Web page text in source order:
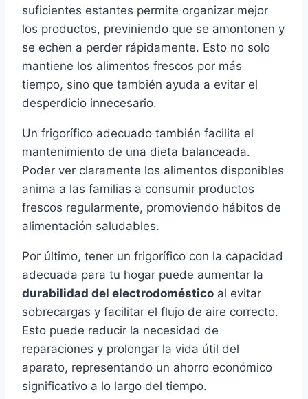
suficientes estantes permite organizar mejor
los productos, previniendo que se amontonen y
se echen a perder rápidamente. Esto no solo
mantiene los alimentos frescos por más
tiempo, sino que también ayuda a evitar el
desperdicio innecesario.
Un frigorífico adecuado también facilita el
mantenimiento de una dieta balanceada.
Poder ver claramente los alimentos disponibles
anima a las familias a consumir productos
frescos regularmente, promoviendo hábitos de
alimentación saludables.
Por último, tener un frigorífico con la capacidad
adecuada para tu hogar puede aumentar la
durabilidad del electrodoméstico al evitar
sobrecargas y facilitar el flujo de aire correcto.
Esto puede reducir la necesidad de
reparaciones y prolongar la vida útil del
aparato, representando un ahorro económico
significativo a lo largo del tiempo.